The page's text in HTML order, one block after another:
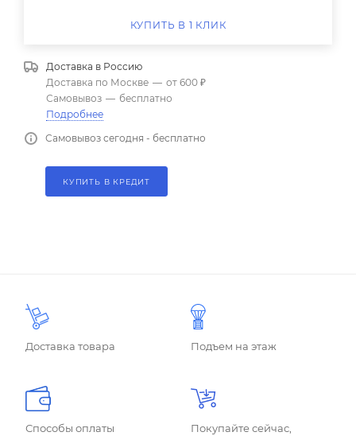
КУПИТЬ В 1 КЛИК
Доставка в Россию
Доставка по Москве — от 600 ₽
Самовывоз — бесплатно
Подробнее
Самовывоз сегодня - бесплатно
КУПИТЬ В КРЕДИТ
Доставка товара Подъем на этаж
Способы оплаты
Покупайте сейчас,